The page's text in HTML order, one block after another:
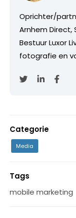
Oprichter/
Arnhem Direct,
Bestuur Luxor
fotografie en
Categorie
Media
Tags
mobile marketing